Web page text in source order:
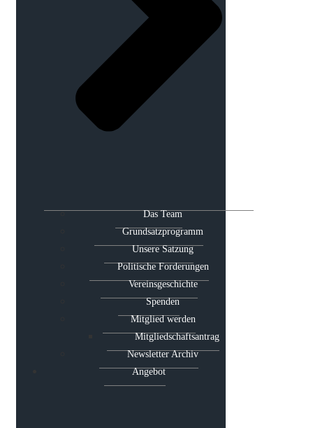
Das Team
Grundsatzprogramm
Unsere Satzung
Politische Forderungen
Vereinsgeschichte
Spenden
Mitglied werden
Mitgliedschaftsantrag
Newsletter Archiv
Angebot